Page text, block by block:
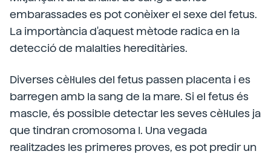
embarassades es pot conèixer el sexe del fetus.
La importància d'aquest mètode radica en la
detecció de malalties hereditàries.
Diverses cèl·lules del fetus passen placenta i es
barregen amb la sang de la mare. Si el fetus és
mascle, és possible detectar les seves cèl·lules ja
que tindran cromosoma I. Una vegada
realitzades les primeres proves, es pot predir un